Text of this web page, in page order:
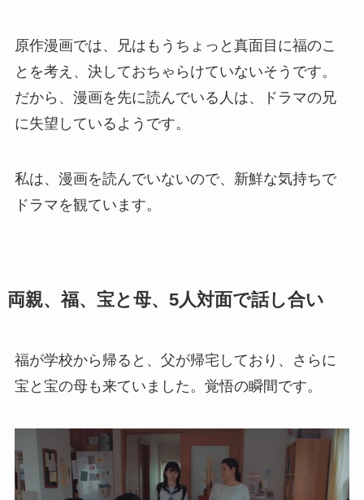
原作漫画では、兄はもうちょっと真面目に福のこ
とを考え、決しておちゃらけていないそうです。
だから、漫画を先に読んでいる人は、ドラマの兄
に失望しているようです。
私は、漫画を読んでいないので、新鮮な気持ちで
ドラマを観ています。
両親、福、宝と母、5人対面で話し合い
福が学校から帰ると、父が帰宅しており、さらに
宝と宝の母も来ていました。覚悟の瞬間です。